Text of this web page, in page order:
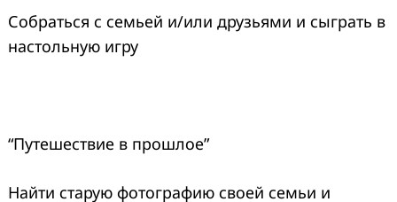
Собраться с семьей и/или друзьями и сыграть в
настольную игру
“Путешествие в прошлое”
Найти старую фотографию своей семьи и